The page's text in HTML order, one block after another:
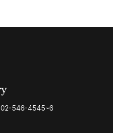
02-546-4545~6